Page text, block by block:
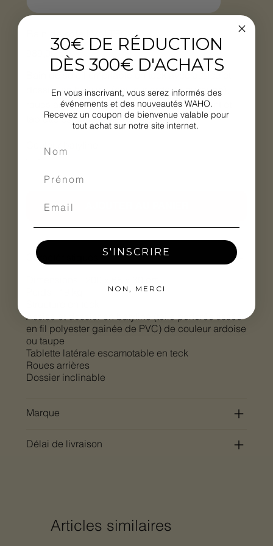
989,00 €
Bain de soleil empilable en teck avec assise et
dossier en batyline (couleur ardoise ou taupe),
roues arrières pour faciliter son déplacement et
tablette escamotable latérale.
Couleur batyline
Caractéristiques
Assise et dossier en batyline (toile perforée tissée
en fil polyester gainée de PVC) de couleur ardoise
ou taupe
Tablette latérale escamotable en teck
Roues arrières
Dossier inclinable
Marque
Délai de livraison
Articles similaires
30€ DE RÉDUCTION
DÈS 300€ D'ACHATS
En vous inscrivant, vous serez informés des
événements et des nouveautés WAHO.
Recevez un coupon de bienvenue valable pour
tout achat sur notre site internet.
S'INSCRIRE
NON, MERCI